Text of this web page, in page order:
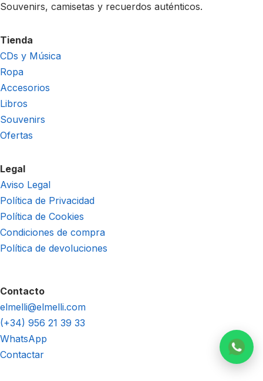
Souvenirs, camisetas y recuerdos auténticos.
Tienda
CDs y Música
Ropa
Accesorios
Libros
Souvenirs
Ofertas
Legal
Aviso Legal
Política de Privacidad
Política de Cookies
Condiciones de compra
Política de devoluciones
Contacto
elmelli@elmelli.com
(+34) 956 21 39 33
WhatsApp
Contactar